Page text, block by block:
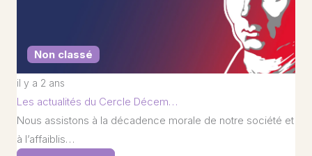
Non classé
il y a 2 ans
Les actualités du Cercle Décem…
Nous assistons à la décadence morale de notre société et
à l’affaiblis…